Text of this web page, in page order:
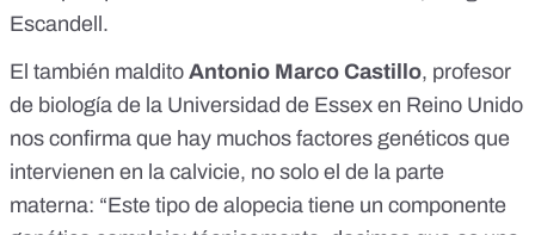
Escandell.
El también maldito Antonio Marco Castillo, profesor
de biología de la Universidad de Essex en Reino Unido
nos confirma que hay muchos factores genéticos que
intervienen en la calvicie, no solo el de la parte
materna: “Este tipo de alopecia tiene un componente